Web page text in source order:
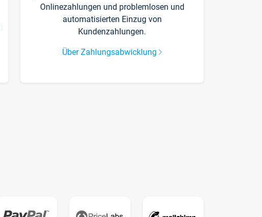
Onlinezahlungen und problemlosen und
automatisierten Einzug von
Kundenzahlungen.
Über Zahlungsabwicklung